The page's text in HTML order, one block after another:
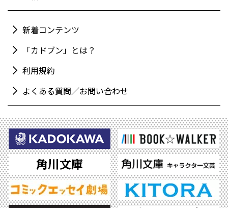
新着コンテンツ
「カドブン」とは？
利用規約
よくある質問／お問い合わせ